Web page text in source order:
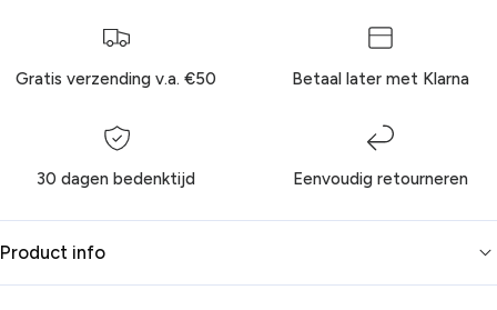
Gratis verzending v.a. €50 Betaal later met Klarna
30 dagen bedenktijd Eenvoudig retourneren
Product info